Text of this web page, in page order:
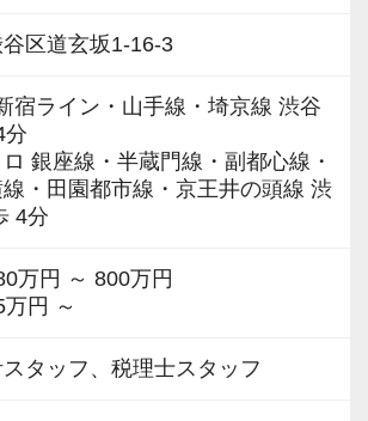
を10サイト以上運営しており、
お客様が毎年400件以上増加！
税OB税理士が在籍しているの
も精通しています。
事は不況に強い仕事で、融資対
業務は数多く存在しています。
区道玄坂1-16-3
宿ライン・山手線・埼京線 渋谷
分
銀座線・半蔵門線・副都心線・
・田園都市線・京王井の頭線 渋
4分
万円 ～ 800万円
万円 ～
タッフ、税理士スタッフ